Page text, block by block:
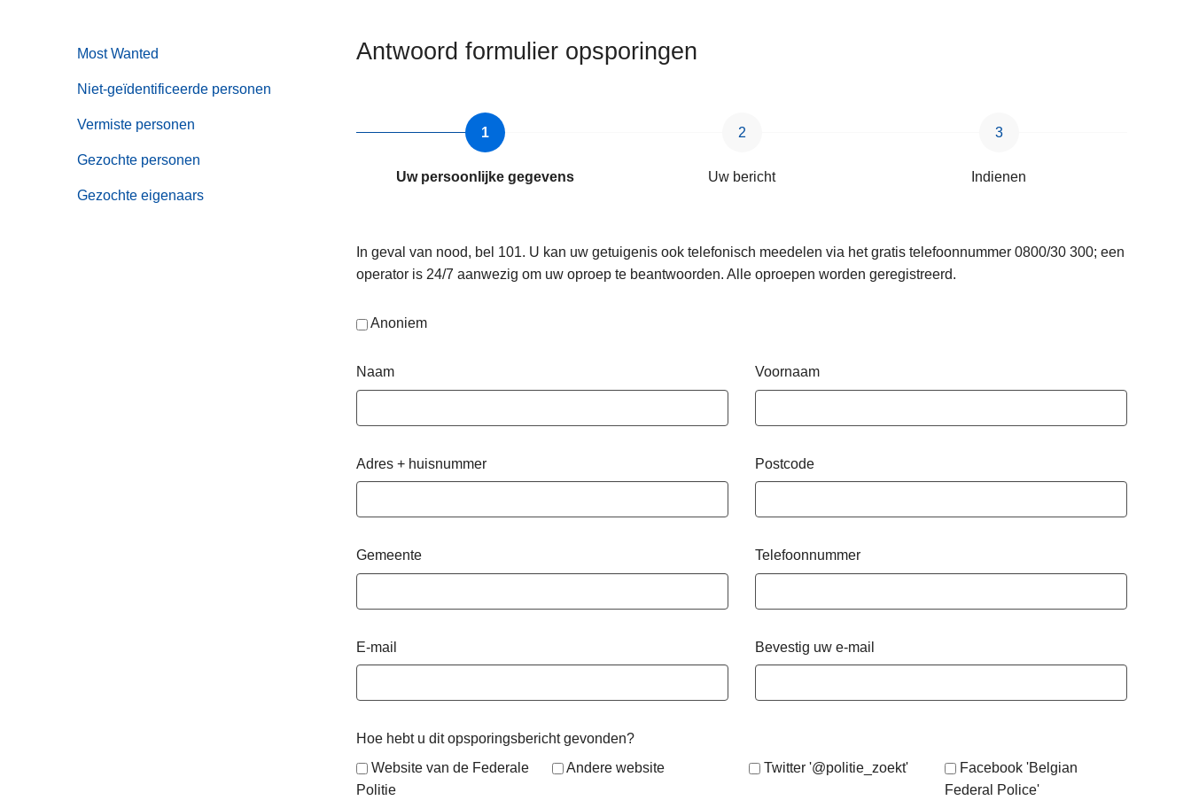
Most Wanted
Niet-geïdentificeerde personen
Vermiste personen
Gezochte personen
Gezochte eigenaars
Antwoord formulier opsporingen
Uw persoonlijke gegevens Uw bericht Indienen
In geval van nood, bel 101. U kan uw getuigenis ook telefonisch meedelen via het gratis telefoonnummer 0800/30 300; een
operator is 24/7 aanwezig om uw oproep te beantwoorden. Alle oproepen worden geregistreerd.
Anoniem
Naam Voornaam
Adres + huisnummer Postcode
Gemeente Telefoonnummer
E-mail Bevestig uw e-mail
Hoe hebt u dit opsporingsbericht gevonden?
Website van de Federale
Politie
Andere website Twitter '@politie_zoekt'
Facebook 'Belgian
Federal Police'